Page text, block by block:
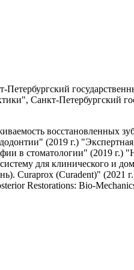
Санкт-Петербургский
восстановленных
(2019 г.)
в стоматологии" (2019
для клинического и
Curaprox (Curadent)"
Restorations: Bio-